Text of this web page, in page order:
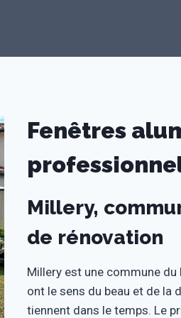
Fenêtres
Millery,
de rénovation
Millery est une commune du
ont le sens du beau et de la
tiennent dans le temps. Le